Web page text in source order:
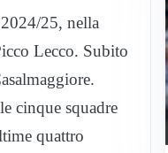
25, nella
Lecco. Subito
cinque squadre
quattro